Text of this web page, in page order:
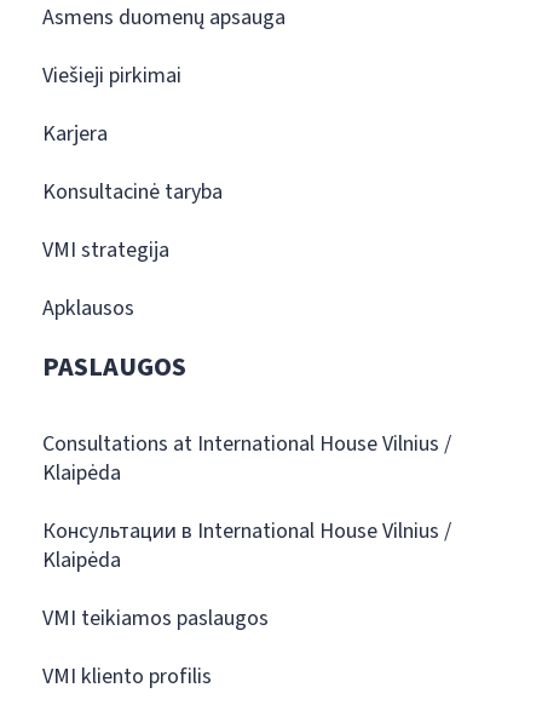
Asmens duomenų apsauga
Viešieji pirkimai
Karjera
Konsultacinė taryba
VMI strategija
Apklausos
PASLAUGOS
Consultations at International House Vilnius /
Klaipėda
Консультации в International House Vilnius /
Klaipėda
VMI teikiamos paslaugos
VMI kliento profilis